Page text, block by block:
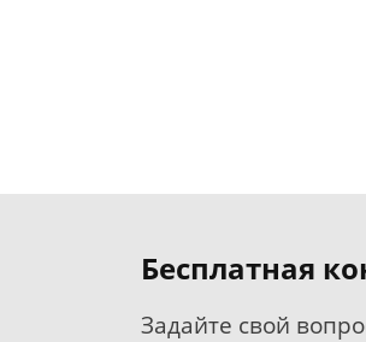
Бесплатная
Задайте свой